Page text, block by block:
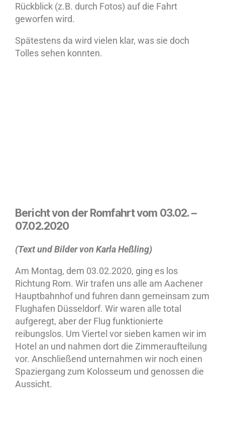
Rückblick (z.B. durch Fotos) auf die Fahrt
geworfen wird.
Spätestens da wird vielen klar, was sie doch
Tolles sehen konnten.
Bericht von der Romfahrt vom 03.02. –
07.02.2020
(Text und Bilder von Karla Heßling)
Am Montag, dem 03.02.2020, ging es los
Richtung Rom. Wir trafen uns alle am Aachener
Hauptbahnhof und fuhren dann gemeinsam zum
Flughafen Düsseldorf. Wir waren alle total
aufgeregt, aber der Flug funktionierte
reibungslos. Um Viertel vor sieben kamen wir im
Hotel an und nahmen dort die Zimmeraufteilung
vor. Anschließend unternahmen wir noch einen
Spaziergang zum Kolosseum und genossen die
Aussicht.